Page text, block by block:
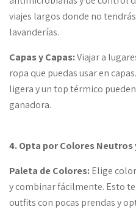
viajes largos donde no
lavanderías.
Capas y Capas:Viajar a
ropa que puedas usar en
ligera y un top térmico
ganadora.
4. Opta por Colores Neutros
Paleta de Colores:Elige
y combinar fácilmente. Esto
outfits con pocas prendas y